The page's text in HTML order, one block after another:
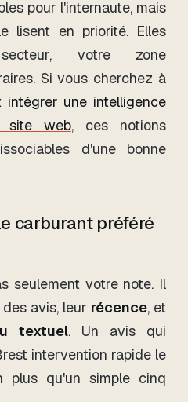
pour l'internaute, mais
lisent en priorité. Elles
votre zone
Si vous cherchez à
intégrer une intelligence
site web, ces notions
d'une bonne
carburant préféré
seulement votre note. Il
des avis, leur récence, et
textuel. Un avis qui
intervention rapide le
plus qu'un simple cinq